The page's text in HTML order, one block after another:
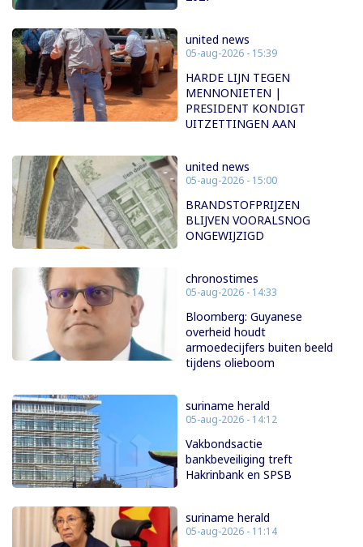
united news
05-aug-2026 - 15:39
HARDE LIJN TEGEN
MENNONIETEN |
PRESIDENT KONDIGT
UITZETTINGEN AAN
united news
05-aug-2026 - 15:00
BRANDSTOFPRIJZEN
BLIJVEN VOORALSNOG
ONGEWIJZIGD
chronostimes
05-aug-2026 - 14:33
Bloomberg: Guyanese
overheid houdt
armoedecijfers buiten beeld
tijdens olieboom
suriname herald
05-aug-2026 - 14:12
Vakbondsactie
bankbeveiliging treft
Hakrinbank en SPSB
suriname herald
05-aug-2026 - 11:14